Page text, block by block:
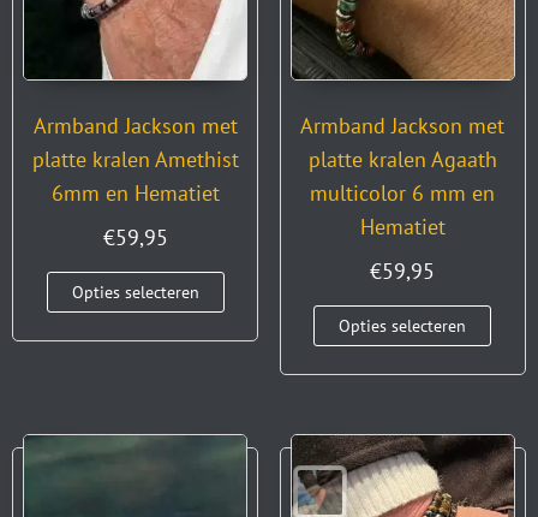
Armband Jackson met
platte kralen Amethist
6mm en Hematiet
€59,95
Opties selecteren
Armband Jackson met
platte kralen Agaath
multicolor 6 mm en
Hematiet
€59,95
Opties selecteren